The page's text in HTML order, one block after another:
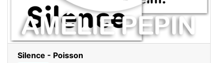
Silence - Poisson